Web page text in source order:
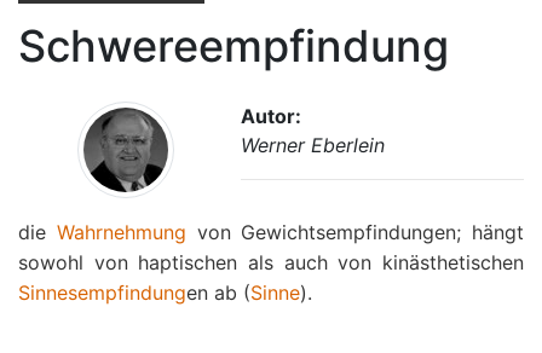
Schwereempfindung
Autor:
Werner Eberlein
die Wahrnehmung von Gewichtsempfindungen; hängt
sowohl von haptischen als auch von kinästhetischen
Sinnesempfindungen ab (Sinne).